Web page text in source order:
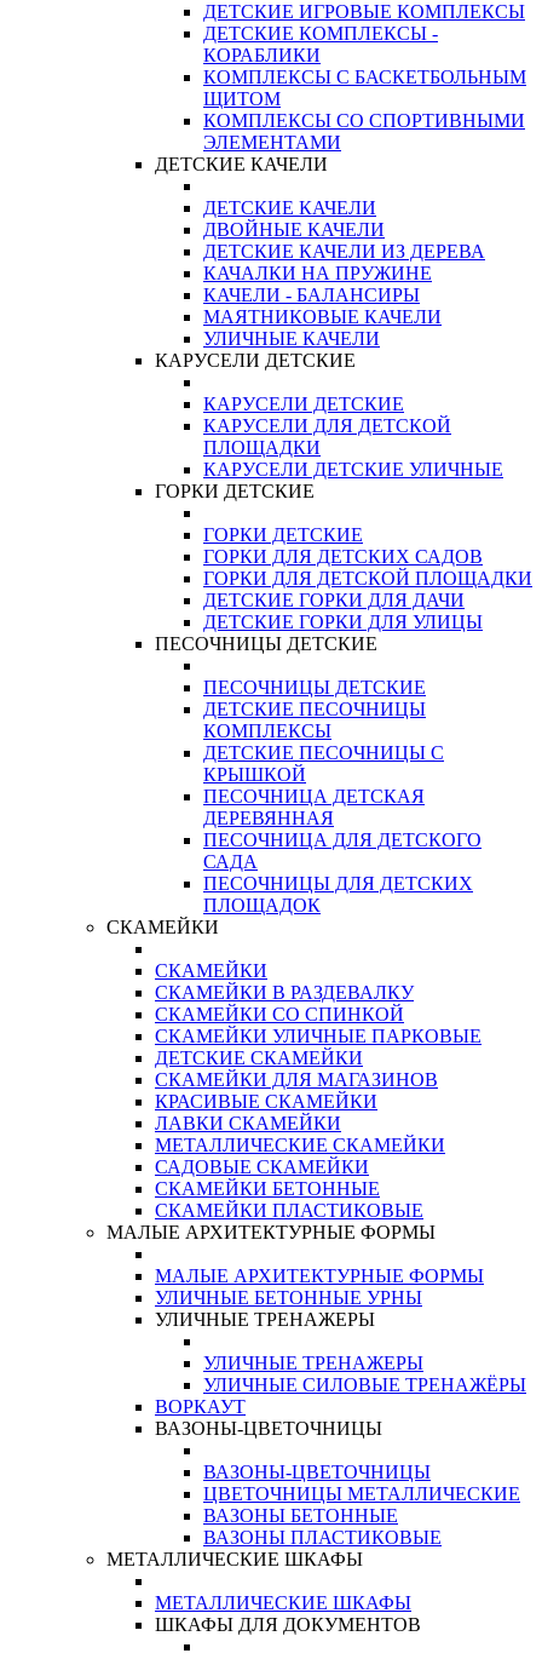
ДЕТСКИЕ ИГРОВЫЕ КОМПЛЕКСЫ
ДЕТСКИЕ КОМПЛЕКСЫ -
КОРАБЛИКИ
КОМПЛЕКСЫ С БАСКЕТБОЛЬНЫМ
ЩИТОМ
КОМПЛЕКСЫ СО СПОРТИВНЫМИ
ЭЛЕМЕНТАМИ
ДЕТСКИЕ КАЧЕЛИ
ДЕТСКИЕ КАЧЕЛИ
ДВОЙНЫЕ КАЧЕЛИ
ДЕТСКИЕ КАЧЕЛИ ИЗ ДЕРЕВА
КАЧАЛКИ НА ПРУЖИНЕ
КАЧЕЛИ - БАЛАНСИРЫ
МАЯТНИКОВЫЕ КАЧЕЛИ
УЛИЧНЫЕ КАЧЕЛИ
КАРУСЕЛИ ДЕТСКИЕ
КАРУСЕЛИ ДЕТСКИЕ
КАРУСЕЛИ ДЛЯ ДЕТСКОЙ
ПЛОЩАДКИ
КАРУСЕЛИ ДЕТСКИЕ УЛИЧНЫЕ
ГОРКИ ДЕТСКИЕ
ГОРКИ ДЕТСКИЕ
ГОРКИ ДЛЯ ДЕТСКИХ САДОВ
ГОРКИ ДЛЯ ДЕТСКОЙ ПЛОЩАДКИ
ДЕТСКИЕ ГОРКИ ДЛЯ ДАЧИ
ДЕТСКИЕ ГОРКИ ДЛЯ УЛИЦЫ
ПЕСОЧНИЦЫ ДЕТСКИЕ
ПЕСОЧНИЦЫ ДЕТСКИЕ
ДЕТСКИЕ ПЕСОЧНИЦЫ
КОМПЛЕКСЫ
ДЕТСКИЕ ПЕСОЧНИЦЫ С
КРЫШКОЙ
ПЕСОЧНИЦА ДЕТСКАЯ
ДЕРЕВЯННАЯ
ПЕСОЧНИЦА ДЛЯ ДЕТСКОГО
САДА
ПЕСОЧНИЦЫ ДЛЯ ДЕТСКИХ
ПЛОЩАДОК
СКАМЕЙКИ
СКАМЕЙКИ
СКАМЕЙКИ В РАЗДЕВАЛКУ
СКАМЕЙКИ СО СПИНКОЙ
СКАМЕЙКИ УЛИЧНЫЕ ПАРКОВЫЕ
ДЕТСКИЕ СКАМЕЙКИ
СКАМЕЙКИ ДЛЯ МАГАЗИНОВ
КРАСИВЫЕ СКАМЕЙКИ
ЛАВКИ СКАМЕЙКИ
МЕТАЛЛИЧЕСКИЕ СКАМЕЙКИ
САДОВЫЕ СКАМЕЙКИ
СКАМЕЙКИ БЕТОННЫЕ
СКАМЕЙКИ ПЛАСТИКОВЫЕ
МАЛЫЕ АРХИТЕКТУРНЫЕ ФОРМЫ
МАЛЫЕ АРХИТЕКТУРНЫЕ ФОРМЫ
УЛИЧНЫЕ БЕТОННЫЕ УРНЫ
УЛИЧНЫЕ ТРЕНАЖЕРЫ
УЛИЧНЫЕ ТРЕНАЖЕРЫ
УЛИЧНЫЕ СИЛОВЫЕ ТРЕНАЖЁРЫ
ВОРКАУТ
ВАЗОНЫ-ЦВЕТОЧНИЦЫ
ВАЗОНЫ-ЦВЕТОЧНИЦЫ
ЦВЕТОЧНИЦЫ МЕТАЛЛИЧЕСКИЕ
ВАЗОНЫ БЕТОННЫЕ
ВАЗОНЫ ПЛАСТИКОВЫЕ
МЕТАЛЛИЧЕСКИЕ ШКАФЫ
МЕТАЛЛИЧЕСКИЕ ШКАФЫ
ШКАФЫ ДЛЯ ДОКУМЕНТОВ